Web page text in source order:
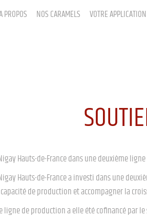
PROPOS NOS CARAMELS VOTRE APPLICATION
Hauts-de-France dans une deuxième
Hauts-de-France a investi dans une
de production et accompagner la
ligne de production a elle été cofinancé par